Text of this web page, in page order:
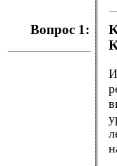
Вопрос 1: